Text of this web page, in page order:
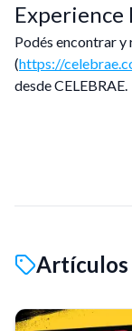
Experience
Podés encontrar
(https://
desde CELEBRAE.
Artículos